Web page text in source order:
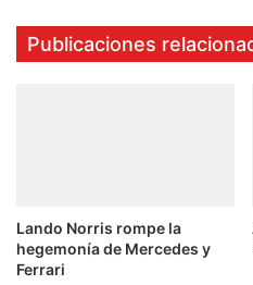
Publicaciones
Lando Norris rompe la
hegemonía de Mercedes y
Ferrari